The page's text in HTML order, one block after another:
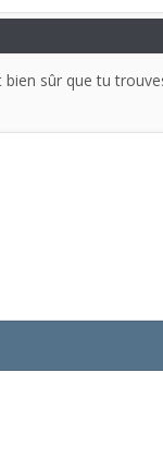
sûr que tu